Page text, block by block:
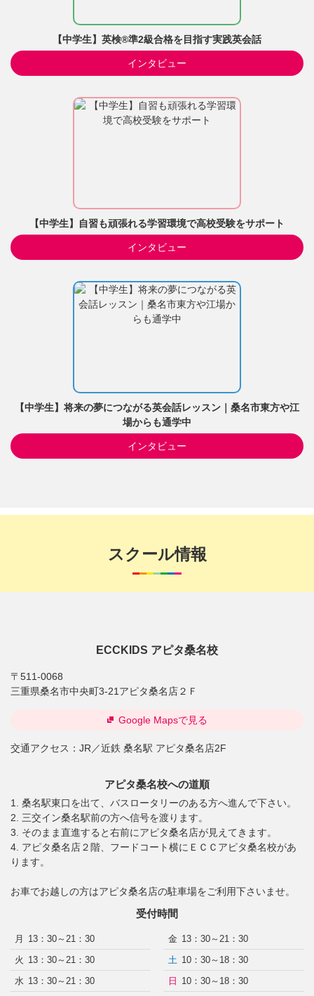
【中学生】英検®準2級合格を目指す実践英会話
インタビュー
【中学生】自習も頑張れる学習環境で高校受験をサポート
インタビュー
【中学生】将来の夢につながる英会話レッスン｜桑名市東方や江
場からも通学中
インタビュー
スクール情報
ECCKIDS アピタ桑名校
〒511-0068
三重県桑名市中央町3-21アピタ桑名店２Ｆ
交通アクセス： JR／近鉄 桑名駅 アピタ桑名店2F
Google Mapsで見る
アピタ桑名校への道順
1. 桑名駅東口を出て、バスロータリーのある方へ進んで下さい。
2. 三交イン桑名駅前の方へ信号を渡ります。
3. そのまま直進すると右前にアピタ桑名店が見えてきます。
4. アピタ桑名店２階、フードコート横にＥＣＣアピタ桑名校があ
ります。
お車でお越しの方はアピタ桑名店の駐車場をご利用下さいませ。
受付時間
月
13：30～21：30
火 13：30～21：30
水 13：30～21：30
金 13：30～21：30
土 10：30～18：30
日
10：30～18：30